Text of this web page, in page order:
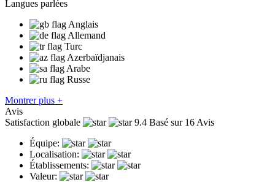
Langues parlées
Anglais
Allemand
Turc
Azerbaïdjanais
Arabe
Russe
Montrer plus +
Avis
Satisfaction globale
9.4 Basé sur 16 Avis
Équipe:
Localisation:
Établissements:
Valeur: